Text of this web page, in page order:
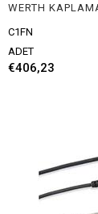
C1FN
ADET
€406,23